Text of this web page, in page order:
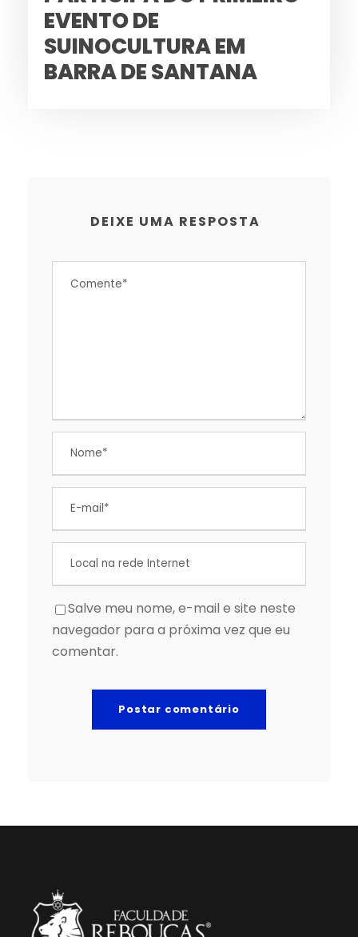
EVENTO DE
SUINOCULTURA EM
BARRA DE SANTANA
DEIXE UMA RESPOSTA
Salve meu nome, e-mail e site neste
navegador para a próxima vez que eu
comentar.